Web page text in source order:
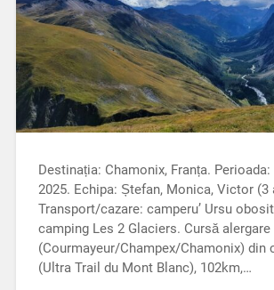
Destinația: Chamonix, Franța.
2025. Echipa: Ștefan, Monica, Victor (3
Transport/cazare: camperu’ Ursu
camping Les 2 Glaciers. Cursă alergare
(Courmayeur/Champex/Chamonix) din
(Ultra Trail du Mont Blanc), 102km,…